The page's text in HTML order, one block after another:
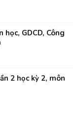
GDCD, Công
2 học kỳ 2, môn